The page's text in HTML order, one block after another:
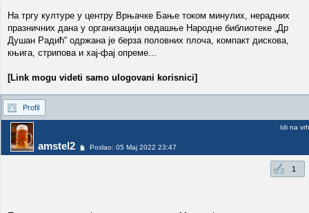
На тргу културе у центру Врњачке Бање током минулих, нерадних
празничних дана у организацији овдашње Народне библиотеке „Др
Душан Радић“ одржана је берза половних плоча, компакт дискова,
књига, стрипова и хај-фај опреме...
[Link mogu videti samo ulogovani korisnici]
Profil
amstel2 Poslao: 05 Maj 2022 23:47
Idi na vrh
1